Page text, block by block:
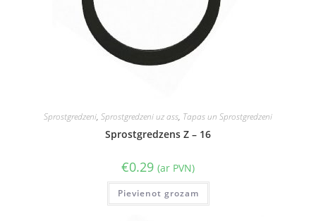
Sprostgredzeni, Sprostgredzeni uz ass, Tapas un Sprostgredzeni
Sprostgredzens Z – 16
€0.29 (ar PVN)
Pievienot grozam